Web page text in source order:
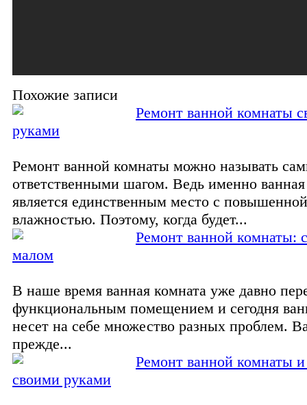
Похожие записи
Ремонт ванной комнаты
руками
Ремонт ванной комнаты можно называть
ответственными шагом. Ведь именно
является единственным место с повышенной
влажностью. Поэтому, когда будет...
Ремонт ванной комнаты:
малом
В наше время ванная комната уже давно
функциональным помещением и сегодня
несет на себе множество разных проблем.
прежде...
Ремонт ванной комнаты и
своими руками